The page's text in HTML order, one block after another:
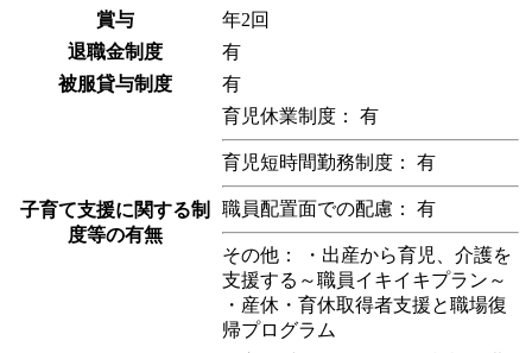
賞与
年2回
退職金制度
有
被服貸与制度
有
子育て支援に関する制
度等の有無
育児休業制度： 有
育児短時間勤務制度： 有
職員配置面での配慮： 有
その他： ・出産から育児、介護を
支援する～職員イキイキプラン～
・産休・育休取得者支援と職場復
帰プログラム